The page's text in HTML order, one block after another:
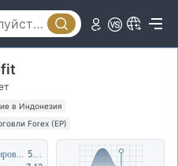
в Индонезия
Forex (EP)
подозрителен
риски